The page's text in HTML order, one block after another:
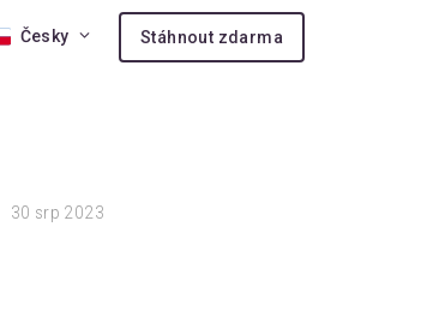
Česky Stáhnout zdarma
30 srp 2023